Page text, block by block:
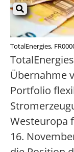
TotalEnergies,
Übernahme
Portfolio
Westeuropa
16.